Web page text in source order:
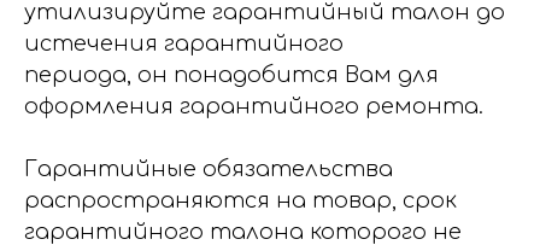
утилизируйте гарантийный талон до
истечения гарантийного
периода, он понадобится Вам для
оформления гарантийного ремонта.
Гарантийные обязательства
распространяются на товар, срок
гарантийного талона которого не